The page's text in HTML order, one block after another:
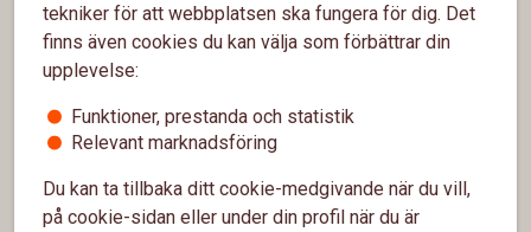
tekniker för att webbplatsen ska fungera för dig. Det
finns även cookies du kan välja som förbättrar din
upplevelse:
Funktioner, prestanda och statistik
Relevant marknadsföring
Du kan ta tillbaka ditt cookie-medgivande när du vill,
på cookie-sidan eller under din profil när du är
Hitta bankkontor
Bli kund
Priser, räntor och kurser
Om oss